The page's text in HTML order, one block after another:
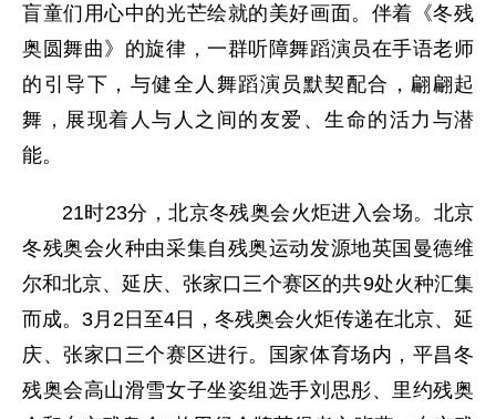
盲童们用心中的光芒绘就的美好画面。伴着《冬残
奥圆舞曲》的旋律，一群听障舞蹈演员在手语老师
的引导下，与健全人舞蹈演员默契配合，翩翩起
舞，展现着人与人之间的友爱、生命的活力与潜
能。
21时23分，北京冬残奥会火炬进入会场。北京
冬残奥会火种由采集自残奥运动发源地英国曼德维
尔和北京、延庆、张家口三个赛区的共9处火种汇集
而成。3月2日至4日，冬残奥会火炬传递在北京、延
庆、张家口三个赛区进行。国家体育场内，平昌冬
残奥会高山滑雪女子坐姿组选手刘思彤、里约残奥